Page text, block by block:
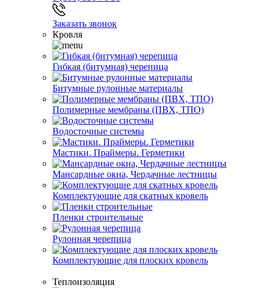
Заказать звонок
Кровля
Гибкая (битумная) черепица
Битумные рулонные материалы
Полимерные мембраны (ПВХ, ТПО)
Водосточные системы
Мастики. Праймеры. Герметики
Мансардные окна, Чердачные лестницы
Комплектующие для скатных кровель
Пленки строительные
Рулонная черепица
Комплектующие для плоских кровель
Теплоизоляция